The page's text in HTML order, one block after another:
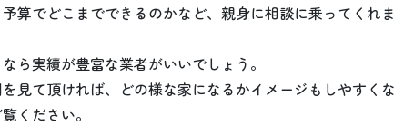
算でどこまでできるのかなど、親身に相談に乗ってくれま
ら実績が豊富な業者がいいでしょう。
見て頂ければ、どの様な家になるかイメージもしやすくな
ください。